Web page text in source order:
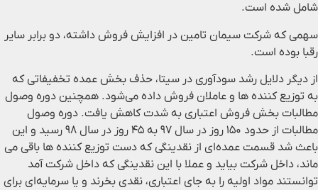
شامل شده است.
سهمی که شرکت سیمان تامین در افزایش فروش داشته، دو برابر سایر
رقبا بوده است.
از دیگر دلایل رشد سودآوری در سیتا، حذف بخش عمده تخفیفاتی که
به توزیع کننده ها و عاملان فروش داده می‌شود. همچنین دوره وصول
مطالبات بخش فروش اعتباری به شدت کاهش یافت. دوره وصول
مطالبات از حدود ۱۵۰ روز در سال ۹۷ به ۴۵ روز در سال ۹۸ رسید و این
باعث شد قسمت عمده‌ای از نقدینگی که دست توزیع کننده ها باقی می
ماند، داخل شرکت بیاید و عملا با این نقدینگی که داخل شرکت آمد
توانستند مواد اولیه را به جای اعتباری، نقدی بخرند و یا سرمایه‌ای برای